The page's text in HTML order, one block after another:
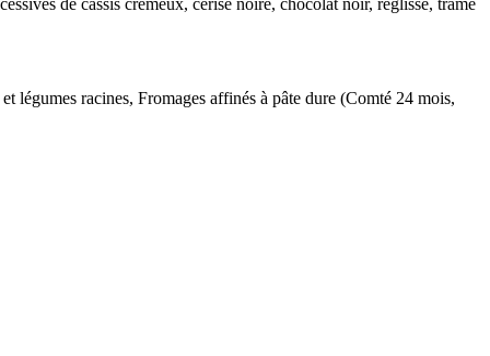
de cassis crémeux, cerise noire, chocolat noir, réglisse, trame
légumes racines, Fromages affinés à pâte dure (Comté 24 mois,